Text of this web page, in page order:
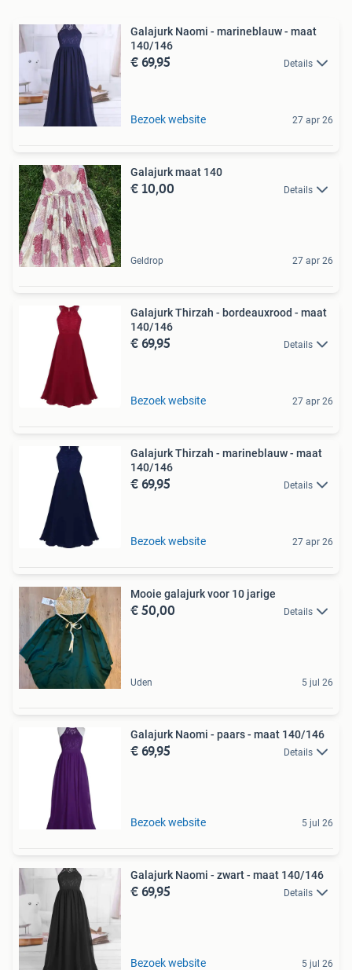
Galajurk Naomi - marineblauw - maat
140/146
€ 69,95 Details
Bezoek website 27 apr 26
Galajurk maat 140
€ 10,00 Details
Geldrop 27 apr 26
Galajurk Thirzah - bordeauxrood - maat
140/146
€ 69,95 Details
Bezoek website 27 apr 26
Galajurk Thirzah - marineblauw - maat
140/146
€ 69,95 Details
Bezoek website 27 apr 26
Mooie galajurk voor 10 jarige
€ 50,00 Details
Uden 5 jul 26
Galajurk Naomi - paars - maat 140/146
€ 69,95 Details
Bezoek website 5 jul 26
Galajurk Naomi - zwart - maat 140/146
€ 69,95 Details
Bezoek website 5 jul 26